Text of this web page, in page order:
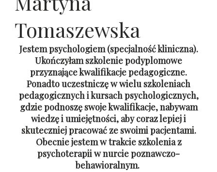
Tomaszewska
Jestem psychologiem (specjalność kliniczna).
Ukończyłam szkolenie podyplomowe
przyznające kwalifikacje pedagogiczne.
Ponadto uczestniczę w wielu szkoleniach
pedagogicznych i kursach psychologicznych,
gdzie podnoszę swoje kwalifikacje, nabywam
wiedzę i umiejętności, aby coraz lepiej i
skuteczniej pracować ze swoimi pacjentami.
Obecnie jestem w trakcie szkolenia z
psychoterapii w nurcie poznawczo-
behawioralnym.